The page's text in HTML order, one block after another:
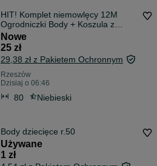
HIT! Komplet niemowlęcy 12M
Ogrodniczki Body + Koszula z
krótkim rękawem w kratę 100%
Bawełna
Nowe
25 zł
29,38 zł z Pakietem Ochronnym
Rzeszów
Dzisiaj o 06:46
80 Niebieski
Body dziecięce r.50
Używane
1 zł